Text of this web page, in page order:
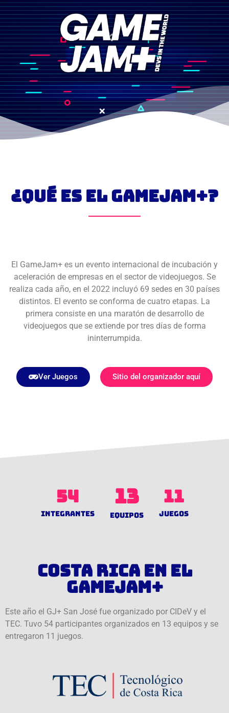
¿Qué es el GameJam+?
El GameJam+ es un evento internacional de incubación y
aceleración de empresas en el sector de videojuegos. Se
realiza cada año, en el 2022 incluyó 69 sedes en 30 países
distintos. El evento se conforma de cuatro etapas. La
primera consiste en una maratón de desarrollo de
videojuegos que se extiende por tres días de forma
ininterrumpida.
Ver Juegos Sitio del organizador aquí
INTEGRANTES
54
EQUIPOS
13
JUEGOS
11
Costa Rica en el
GameJam+
Este año el GJ+ San José fue organizado por CIDeV y el
TEC. Tuvo 54 participantes organizados en 13 equipos y se
entregaron 11 juegos.